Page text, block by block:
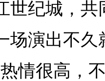
世纪城，
场演出不久
情很高，